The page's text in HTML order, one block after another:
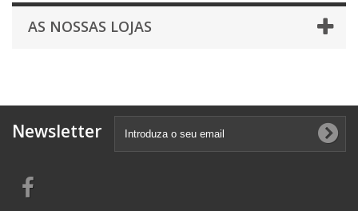
AS NOSSAS LOJAS
Newsletter